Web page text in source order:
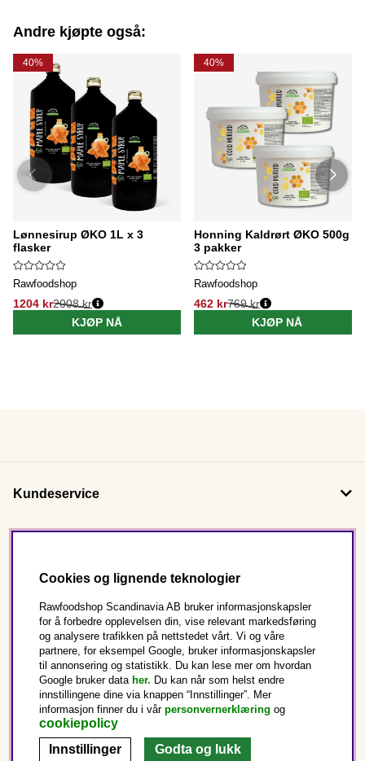
Andre kjøpte også:
40%
Lønnesirup ØKO 1L x 3
flasker
Rawfoodshop
1204 kr2008 kr
KJØP NÅ
40%
Honning Kaldrørt ØKO 500g x
3 pakker
Rawfoodshop
462 kr769 kr
KJØP NÅ
Kundeservice
Dette er Rawfoodshop
Norge
Cookies og lignende teknologier
Rawfoodshop Scandinavia AB bruker informasjonskapsler
for å forbedre opplevelsen din, vise relevant markedsføring
og analysere trafikken på nettstedet vårt. Vi og våre
partnere, for eksempel Google, bruker informasjonskapsler
til annonsering og statistikk. Du kan lese mer om hvordan
Google bruker data her. Du kan når som helst endre
innstillingene dine via knappen “Innstillinger”. Mer
informasjon finner du i vår personvernerklæring og
cookiepolicy
Innstillinger
Godta og lukk